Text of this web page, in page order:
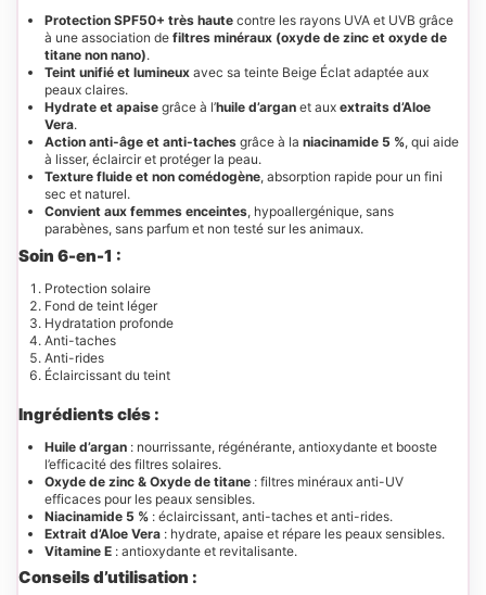
Protection SPF50+ très haute contre les rayons UVA et UVB grâce
à une association de filtres minéraux (oxyde de zinc et oxyde de
titane non nano).
Teint unifié et lumineux avec sa teinte Beige Éclat adaptée aux
peaux claires.
Hydrate et apaise grâce à l’huile d’argan et aux extraits d’Aloe
Vera.
Action anti-âge et anti-taches grâce à la niacinamide 5 %, qui aide
à lisser, éclaircir et protéger la peau.
Texture fluide et non comédogène, absorption rapide pour un fini
sec et naturel.
Convient aux femmes enceintes, hypoallergénique, sans
parabènes, sans parfum et non testé sur les animaux.
Soin 6-en-1 :
Protection solaire
Fond de teint léger
Hydratation profonde
Anti-taches
Anti-rides
Éclaircissant du teint
Ingrédients clés :
Huile d’argan : nourrissante, régénérante, antioxydante et booste
l’efficacité des filtres solaires.
Oxyde de zinc & Oxyde de titane : filtres minéraux anti-UV
efficaces pour les peaux sensibles.
Niacinamide 5 % : éclaircissant, anti-taches et anti-rides.
Extrait d’Aloe Vera : hydrate, apaise et répare les peaux sensibles.
Vitamine E : antioxydante et revitalisante.
Conseils d’utilisation :